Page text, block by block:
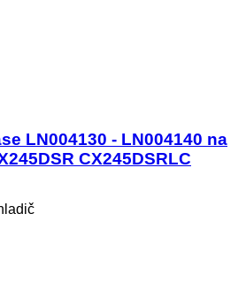
LN004130 - LN004140 na
CX245DSRLC